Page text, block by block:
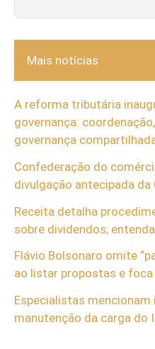
Mais notícias
A reforma tributária
governança:
governança
Confederação do
divulgação antecipada da
Receita detalha
sobre dividendos; entenda
Flávio Bolsonaro omite
ao listar propostas e
Especialistas
manutenção da carga do